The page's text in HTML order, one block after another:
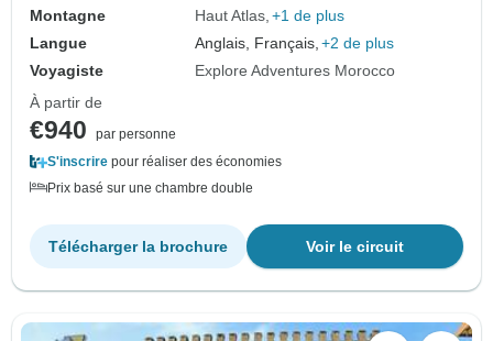
Montagne
Haut Atlas +1 de plus
Langue
Anglais, Français, +2 de plus
Voyagiste
Explore Adventures Morocco
À partir de
€940
par personne
S'inscrire pour réaliser des économies
Prix basé sur une chambre double
Voir le circuit
Télécharger la brochure